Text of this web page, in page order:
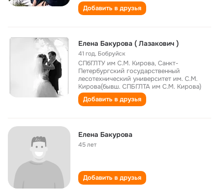
Добавить в друзья
Елена Бакурова ( Лазакович )
41 год, Бобруйск
СПбГЛТУ им С.М. Кирова, Санкт-
Петербургский государственный
лесотехнический университет им. С.М.
Кирова(бывш. СПБГЛТА им С.М. Кирова)
Добавить в друзья
Елена Бакурова
45 лет
Добавить в друзья